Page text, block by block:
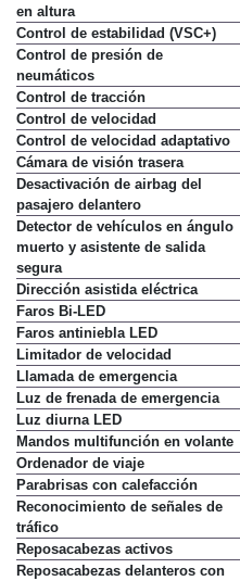
en altura
Control de estabilidad (VSC+)
Control de presión de
neumáticos
Control de tracción
Control de velocidad
Control de velocidad adaptativo
Cámara de visión trasera
Desactivación de airbag del
pasajero delantero
Detector de vehículos en ángulo
muerto y asistente de salida
segura
Dirección asistida eléctrica
Faros Bi-LED
Faros antiniebla LED
Limitador de velocidad
Llamada de emergencia
Luz de frenada de emergencia
Luz diurna LED
Mandos multifunción en volante
Ordenador de viaje
Parabrisas con calefacción
Reconocimiento de señales de
tráfico
Reposacabezas activos
Reposacabezas delanteros con